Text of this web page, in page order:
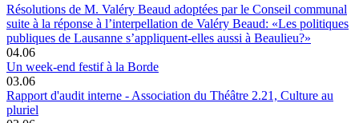
Résolutions de M. Valéry Beaud adoptées par le Conseil communal
suite à la réponse à l’interpellation de Valéry Beaud: «Les politiques
publiques de Lausanne s’appliquent-elles aussi à Beaulieu?»
04.06
Un week-end festif à la Borde
03.06
Rapport d'audit interne - Association du Théâtre 2.21, Culture au
pluriel